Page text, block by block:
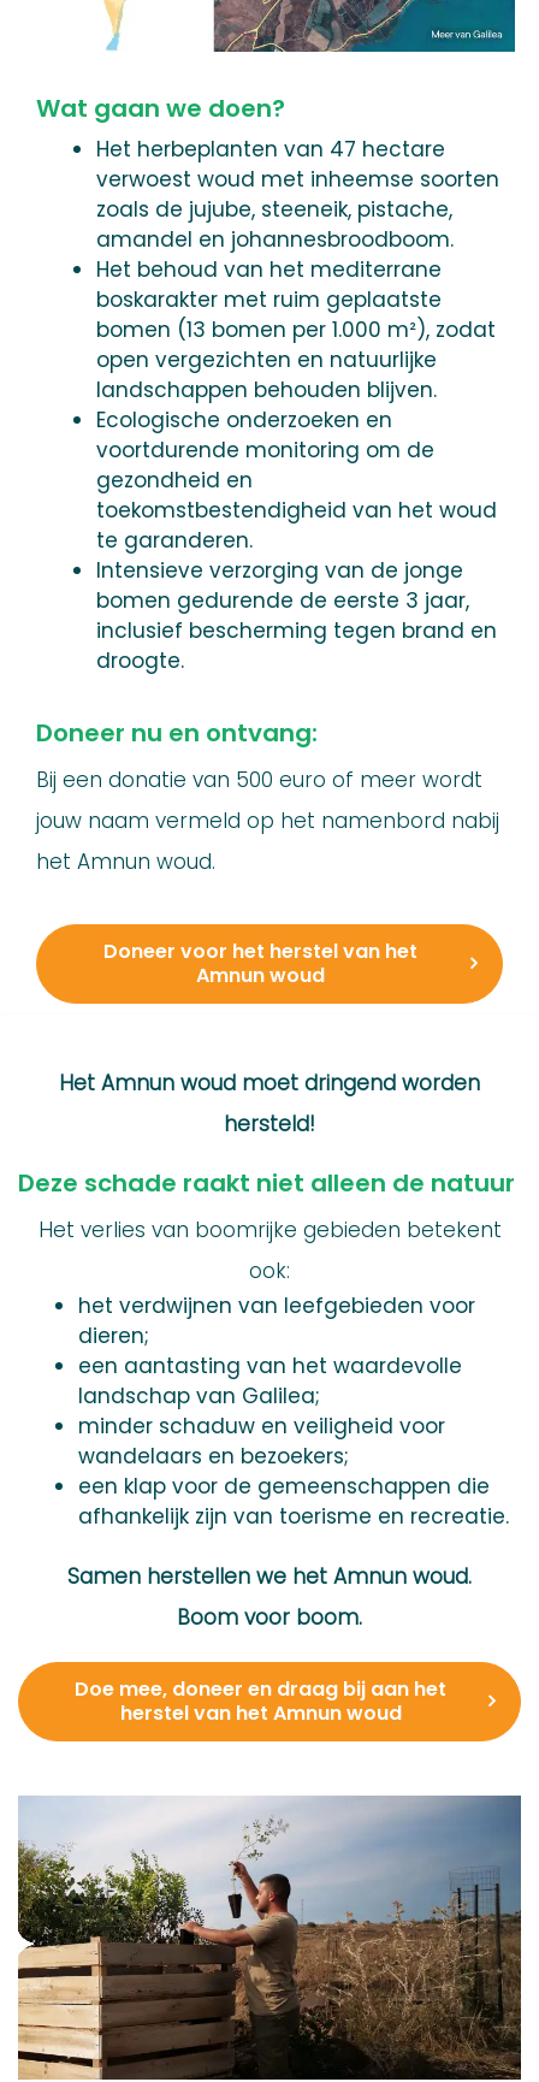
Wat gaan we doen?
Het herbeplanten van 47 hectare
verwoest woud met inheemse soorten
zoals de jujube, steeneik, pistache,
amandel en johannesbroodboom.
Het behoud van het mediterrane
boskarakter met ruim geplaatste
bomen (13 bomen per 1.000 m²), zodat
open vergezichten en natuurlijke
landschappen behouden blijven.
Ecologische onderzoeken en
voortdurende monitoring om de
gezondheid en
toekomstbestendigheid van het woud
te garanderen.
Intensieve verzorging van de jonge
bomen gedurende de eerste 3 jaar,
inclusief bescherming tegen brand en
droogte.
Doneer nu en ontvang:
Bij een donatie van 500 euro of meer wordt
jouw naam vermeld op het namenbord nabij
het Amnun woud.
Doneer voor het herstel van het
Amnun woud
Het Amnun woud moet dringend worden
hersteld!
Deze schade raakt niet alleen de natuur
Het verlies van boomrijke gebieden betekent
ook:
het verdwijnen van leefgebieden voor
dieren;
een aantasting van het waardevolle
landschap van Galilea;
minder schaduw en veiligheid voor
wandelaars en bezoekers;
een klap voor de gemeenschappen die
afhankelijk zijn van toerisme en recreatie.
Samen herstellen we het Amnun woud.
Boom voor boom.
Doe mee, doneer en draag bij aan het
herstel van het Amnun woud